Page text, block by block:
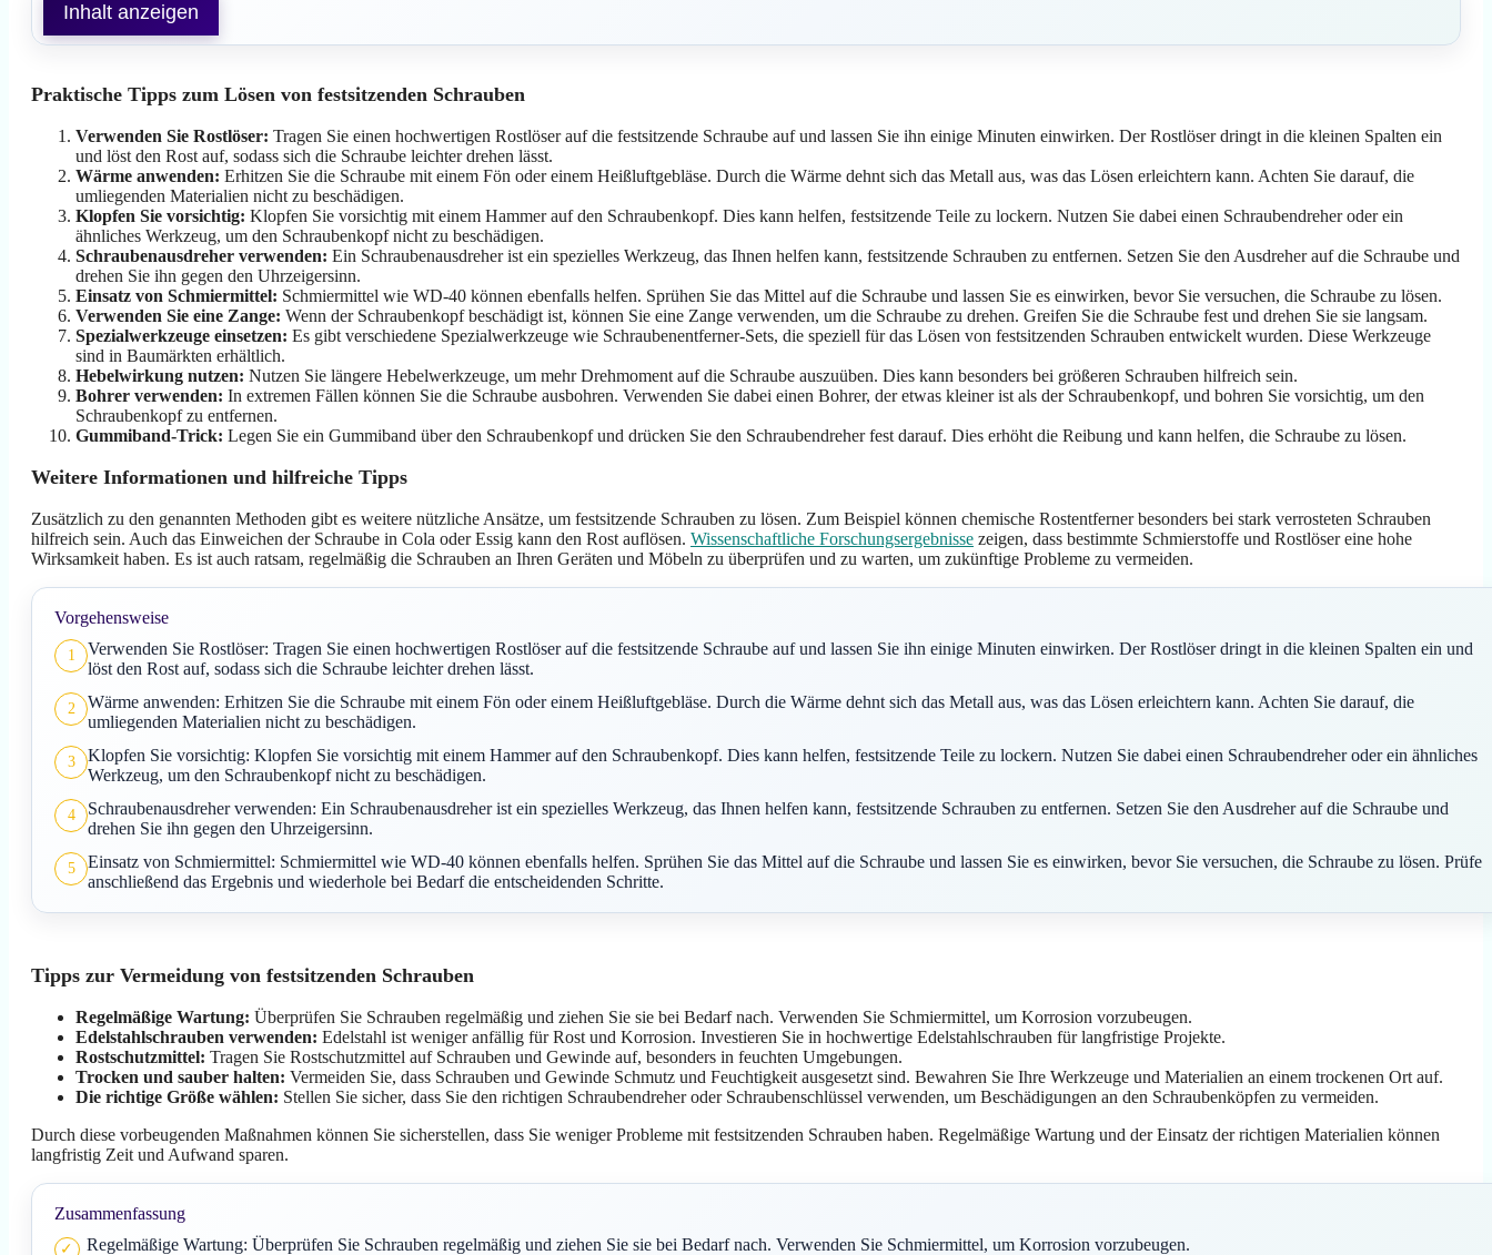
Inhalt anzeigen
Praktische Tipps zum Lösen von festsitzenden Schrauben
Verwenden Sie Rostlöser: Tragen Sie einen hochwertigen Rostlöser auf die festsitzende Schraube auf und lassen Sie ihn einige Minuten einwirken. Der Rostlöser dringt in die kleinen Spalten ein
und löst den Rost auf, sodass sich die Schraube leichter drehen lässt.
Wärme anwenden: Erhitzen Sie die Schraube mit einem Fön oder einem Heißluftgebläse. Durch die Wärme dehnt sich das Metall aus, was das Lösen erleichtern kann. Achten Sie darauf, die
umliegenden Materialien nicht zu beschädigen.
Klopfen Sie vorsichtig: Klopfen Sie vorsichtig mit einem Hammer auf den Schraubenkopf. Dies kann helfen, festsitzende Teile zu lockern. Nutzen Sie dabei einen Schraubendreher oder ein
ähnliches Werkzeug, um den Schraubenkopf nicht zu beschädigen.
Schraubenausdreher verwenden: Ein Schraubenausdreher ist ein spezielles Werkzeug, das Ihnen helfen kann, festsitzende Schrauben zu entfernen. Setzen Sie den Ausdreher auf die Schraube und
drehen Sie ihn gegen den Uhrzeigersinn.
Einsatz von Schmiermittel: Schmiermittel wie WD-40 können ebenfalls helfen. Sprühen Sie das Mittel auf die Schraube und lassen Sie es einwirken, bevor Sie versuchen, die Schraube zu lösen.
Verwenden Sie eine Zange: Wenn der Schraubenkopf beschädigt ist, können Sie eine Zange verwenden, um die Schraube zu drehen. Greifen Sie die Schraube fest und drehen Sie sie langsam.
Spezialwerkzeuge einsetzen: Es gibt verschiedene Spezialwerkzeuge wie Schraubenentferner-Sets, die speziell für das Lösen von festsitzenden Schrauben entwickelt wurden. Diese Werkzeuge
sind in Baumärkten erhältlich.
Hebelwirkung nutzen: Nutzen Sie längere Hebelwerkzeuge, um mehr Drehmoment auf die Schraube auszuüben. Dies kann besonders bei größeren Schrauben hilfreich sein.
Bohrer verwenden: In extremen Fällen können Sie die Schraube ausbohren. Verwenden Sie dabei einen Bohrer, der etwas kleiner ist als der Schraubenkopf, und bohren Sie vorsichtig, um den
Schraubenkopf zu entfernen.
Gummiband-Trick: Legen Sie ein Gummiband über den Schraubenkopf und drücken Sie den Schraubendreher fest darauf. Dies erhöht die Reibung und kann helfen, die Schraube zu lösen.
Weitere Informationen und hilfreiche Tipps
Zusätzlich zu den genannten Methoden gibt es weitere nützliche Ansätze, um festsitzende Schrauben zu lösen. Zum Beispiel können chemische Rostentferner besonders bei stark verrosteten Schrauben
hilfreich sein. Auch das Einweichen der Schraube in Cola oder Essig kann den Rost auflösen. Wissenschaftliche Forschungsergebnisse zeigen, dass bestimmte Schmierstoffe und Rostlöser eine hohe
Wirksamkeit haben. Es ist auch ratsam, regelmäßig die Schrauben an Ihren Geräten und Möbeln zu überprüfen und zu warten, um zukünftige Probleme zu vermeiden.
Vorgehensweise
1
Verwenden Sie Rostlöser: Tragen Sie einen hochwertigen Rostlöser auf die festsitzende Schraube auf und lassen Sie ihn einige Minuten einwirken. Der Rostlöser dringt in die kleinen Spalten ein und
löst den Rost auf, sodass sich die Schraube leichter drehen lässt.
2
Wärme anwenden: Erhitzen Sie die Schraube mit einem Fön oder einem Heißluftgebläse. Durch die Wärme dehnt sich das Metall aus, was das Lösen erleichtern kann. Achten Sie darauf, die
umliegenden Materialien nicht zu beschädigen.
3
Klopfen Sie vorsichtig: Klopfen Sie vorsichtig mit einem Hammer auf den Schraubenkopf. Dies kann helfen, festsitzende Teile zu lockern. Nutzen Sie dabei einen Schraubendreher oder ein ähnliches
Werkzeug, um den Schraubenkopf nicht zu beschädigen.
4
Schraubenausdreher verwenden: Ein Schraubenausdreher ist ein spezielles Werkzeug, das Ihnen helfen kann, festsitzende Schrauben zu entfernen. Setzen Sie den Ausdreher auf die Schraube und
drehen Sie ihn gegen den Uhrzeigersinn.
5
Einsatz von Schmiermittel: Schmiermittel wie WD-40 können ebenfalls helfen. Sprühen Sie das Mittel auf die Schraube und lassen Sie es einwirken, bevor Sie versuchen, die Schraube zu lösen. Prüfe
anschließend das Ergebnis und wiederhole bei Bedarf die entscheidenden Schritte.
Tipps zur Vermeidung von festsitzenden Schrauben
Regelmäßige Wartung: Überprüfen Sie Schrauben regelmäßig und ziehen Sie sie bei Bedarf nach. Verwenden Sie Schmiermittel, um Korrosion vorzubeugen.
Edelstahlschrauben verwenden: Edelstahl ist weniger anfällig für Rost und Korrosion. Investieren Sie in hochwertige Edelstahlschrauben für langfristige Projekte.
Rostschutzmittel: Tragen Sie Rostschutzmittel auf Schrauben und Gewinde auf, besonders in feuchten Umgebungen.
Trocken und sauber halten: Vermeiden Sie, dass Schrauben und Gewinde Schmutz und Feuchtigkeit ausgesetzt sind. Bewahren Sie Ihre Werkzeuge und Materialien an einem trockenen Ort auf.
Die richtige Größe wählen: Stellen Sie sicher, dass Sie den richtigen Schraubendreher oder Schraubenschlüssel verwenden, um Beschädigungen an den Schraubenköpfen zu vermeiden.
Durch diese vorbeugenden Maßnahmen können Sie sicherstellen, dass Sie weniger Probleme mit festsitzenden Schrauben haben. Regelmäßige Wartung und der Einsatz der richtigen Materialien können
langfristig Zeit und Aufwand sparen.
Zusammenfassung
Regelmäßige Wartung: Überprüfen Sie Schrauben regelmäßig und ziehen Sie sie bei Bedarf nach. Verwenden Sie Schmiermittel, um Korrosion vorzubeugen.